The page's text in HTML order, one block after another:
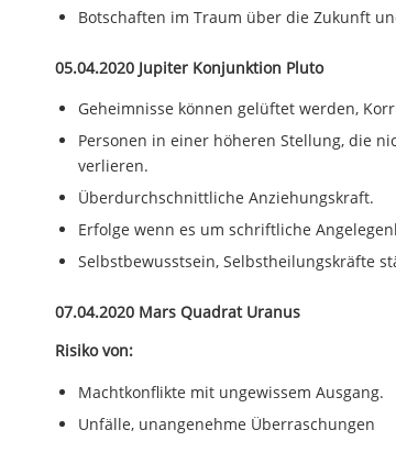
Botschaften im Traum über die Zukunft
05.04.2020 Jupiter Konjunktion Pluto
Geheimnisse können gelüftet werden,
Personen in einer höheren Stellung, die
verlieren.
Überdurchschnittliche Anziehungskraft.
Erfolge wenn es um schriftliche
Selbstbewusstsein, Selbstheilungskräfte
07.04.2020 Mars Quadrat Uranus
Risiko von:
Machtkonflikte mit ungewissem Ausgang.
Unfälle, unangenehme Überraschungen